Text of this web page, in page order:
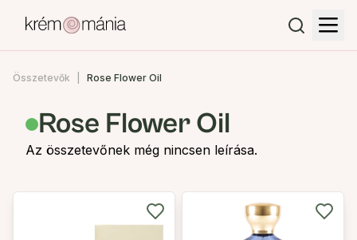
Összetevők Rose Flower Oil
Rose Flower Oil
Az összetevőnek még nincsen leírása.